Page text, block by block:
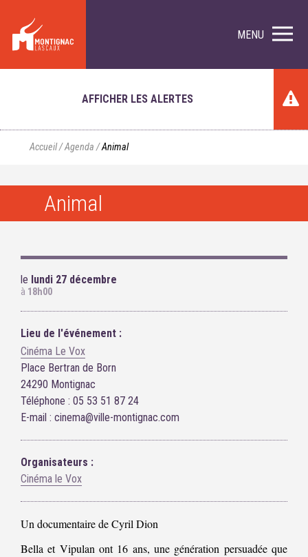
MENU
AFFICHER LES ALERTES
Accueil/Agenda /Animal
Animal
le lundi 27 décembre
à 18h00
Lieu de l'événement :
Cinéma Le Vox
Place Bertran de Born
24290 Montignac
Téléphone : 05 53 51 87 24
E-mail : cinema@ville-montignac.com
Organisateurs :
Cinéma le Vox
Un documentaire de Cyril Dion
Bella et Vipulan ont 16 ans, une génération persuadée que